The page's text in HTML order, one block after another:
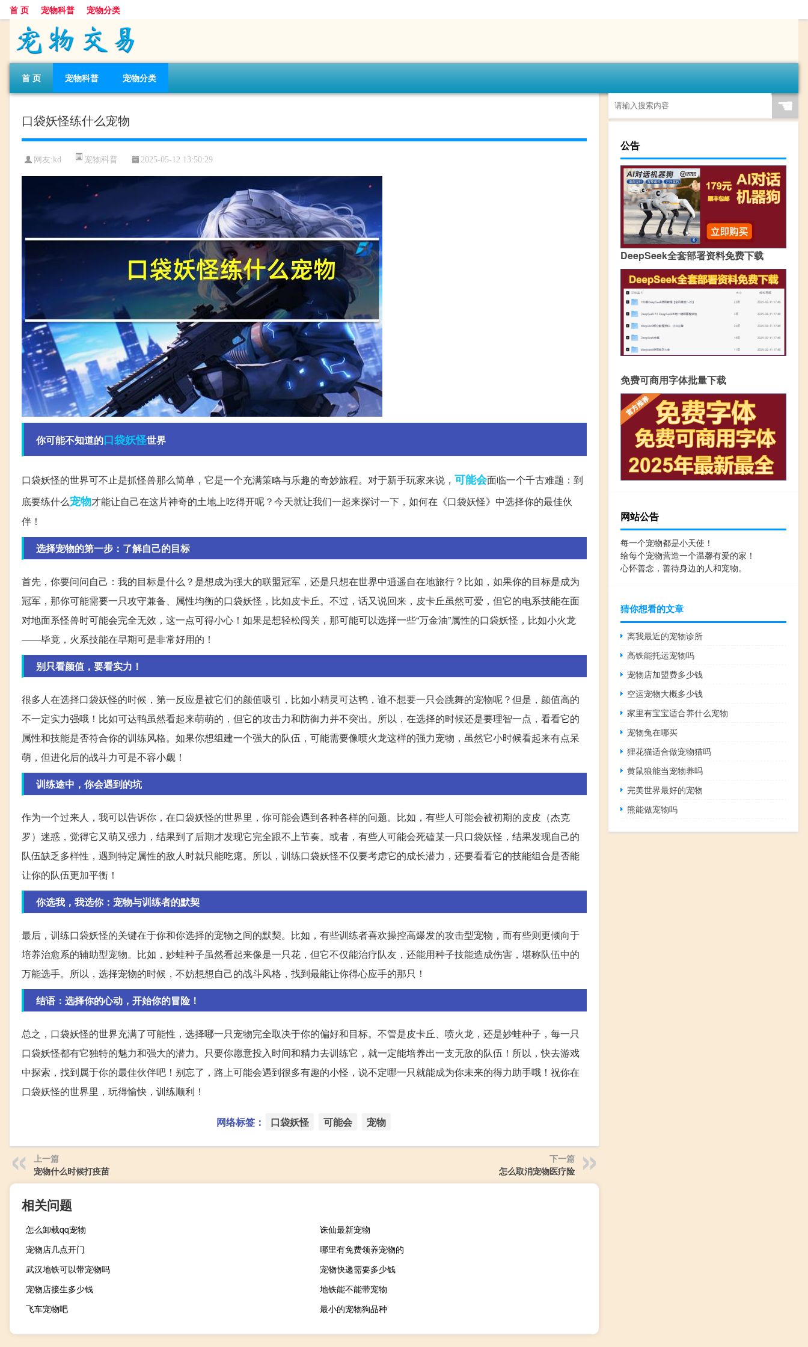
首 页 宠物科普 宠物分类
首 页 宠物科普 宠物分类
口袋妖怪练什么宠物
网友:kd 宠物科普 2025-05-12 13:50:29
你可能不知道的口袋妖怪世界
口袋妖怪的世界可不止是抓怪兽那么简单，它是一个充满策略与乐趣的奇妙旅程。对于新手玩家来说， 可能会面临一个千古难题：到
底要练什么宠物才能让自己在这片神奇的土地上吃得开呢？今天就让我们一起来探讨一下，如何在《口袋妖怪》中选择你的最佳伙
伴！
选择宠物的第一步：了解自己的目标
首先，你要问问自己：我的目标是什么？是想成为强大的联盟冠军，还是只想在世界中逍遥自在地旅行？比如，如果你的目标是成为
冠军，那你可能需要一只攻守兼备、属性均衡的口袋妖怪，比如皮卡丘。不过，话又说回来，皮卡丘虽然可爱，但它的电系技能在面
对地面系怪兽时可能会完全无效，这一点可得小心！如果是想轻松闯关，那可能可以选择一些“万金油”属性的口袋妖怪，比如小火龙
——毕竟，火系技能在早期可是非常好用的！
别只看颜值，要看实力！
很多人在选择口袋妖怪的时候，第一反应是被它们的颜值吸引，比如小精灵可达鸭，谁不想要一只会跳舞的宠物呢？但是，颜值高的
不一定实力强哦！比如可达鸭虽然看起来萌萌的，但它的攻击力和防御力并不突出。所以，在选择的时候还是要理智一点，看看它的
属性和技能是否符合你的训练风格。如果你想组建一个强大的队伍，可能需要像喷火龙这样的强力宠物，虽然它小时候看起来有点呆
萌，但进化后的战斗力可是不容小觑！
训练途中，你会遇到的坑
作为一个过来人，我可以告诉你，在口袋妖怪的世界里，你可能会遇到各种各样的问题。比如，有些人可能会被初期的皮皮（杰克
罗）迷惑，觉得它又萌又强力，结果到了后期才发现它完全跟不上节奏。或者，有些人可能会死磕某一只口袋妖怪，结果发现自己的
队伍缺乏多样性，遇到特定属性的敌人时就只能吃瘪。所以，训练口袋妖怪不仅要考虑它的成长潜力，还要看看它的技能组合是否能
让你的队伍更加平衡！
你选我，我选你：宠物与训练者的默契
最后，训练口袋妖怪的关键在于你和你选择的宠物之间的默契。比如，有些训练者喜欢操控高爆发的攻击型宠物，而有些则更倾向于
培养治愈系的辅助型宠物。比如，妙蛙种子虽然看起来像是一只花，但它不仅能治疗队友，还能用种子技能造成伤害，堪称队伍中的
万能选手。所以，选择宠物的时候，不妨想想自己的战斗风格，找到最能让你得心应手的那只！
结语：选择你的心动，开始你的冒险！
总之，口袋妖怪的世界充满了可能性，选择哪一只宠物完全取决于你的偏好和目标。不管是皮卡丘、喷火龙，还是妙蛙种子，每一只
口袋妖怪都有它独特的魅力和强大的潜力。只要你愿意投入时间和精力去训练它，就一定能培养出一支无敌的队伍！所以，快去游戏
中探索，找到属于你的最佳伙伴吧！别忘了，路上可能会遇到很多有趣的小怪，说不定哪一只就能成为你未来的得力助手哦！祝你在
口袋妖怪的世界里，玩得愉快，训练顺利！
网络标签： 口袋妖怪 可能会 宠物
上一篇
宠物什么时候打疫苗
下一篇
怎么取消宠物医疗险
相关问题
怎么卸载qq宠物
诛仙最新宠物
宠物店几点开门
哪里有免费领养宠物的
武汉地铁可以带宠物吗
宠物快递需要多少钱
宠物店接生多少钱
地铁能不能带宠物
飞车宠物吧
最小的宠物狗品种
☚
公告
DeepSeek全套部署资料免费下载
免费可商用字体批量下载
网站公告
每一个宠物都是小天使！
给每个宠物营造一个温馨有爱的家！
心怀善念，善待身边的人和宠物。
猜你想看的文章
离我最近的宠物诊所
高铁能托运宠物吗
宠物店加盟费多少钱
空运宠物大概多少钱
家里有宝宝适合养什么宠物
宠物兔在哪买
狸花猫适合做宠物猫吗
黄鼠狼能当宠物养吗
完美世界最好的宠物
熊能做宠物吗